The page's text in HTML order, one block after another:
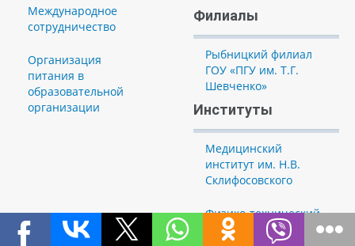
Международное
сотрудничество
Организация
питания в
образовательной
организации
Филиалы
Рыбницкий филиал
ГОУ «ПГУ им. Т.Г.
Шевченко»
Институты
Медицинский
институт им. Н.В.
Склифосовского
Физико-технический
институт